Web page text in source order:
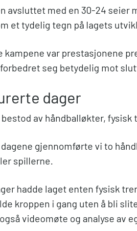
avsluttet med en 30-24 seier
et tydelig tegn på lagets
kampene var prestasjonene
seg betydelig mot
dager
av håndballøkter,
dagene gjennomførte vi to
spillerne.
hadde laget enten fysisk
kroppen i gang uten å bli
videomøte og analyse av